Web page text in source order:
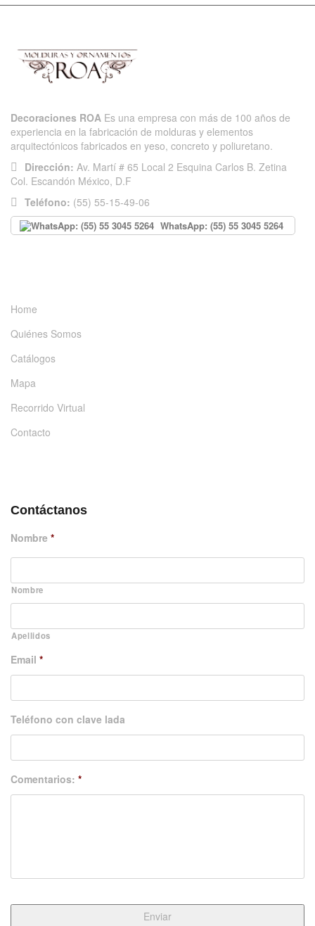
Decoraciones ROA Es una empresa con más de 100 años de
experiencia en la fabricación de molduras y elementos
arquitectónicos fabricados en yeso, concreto y poliuretano.
Dirección: Av. Martí # 65 Local 2 Esquina Carlos B. Zetina
Col. Escandón México, D.F
Teléfono: (55) 55-15-49-06
WhatsApp: (55) 55 3045 5264
Home
Quiénes Somos
Catálogos
Mapa
Recorrido Virtual
Contacto
Contáctanos
Nombre *
Nombre
Apellidos
Email *
Teléfono con clave lada
Comentarios: *